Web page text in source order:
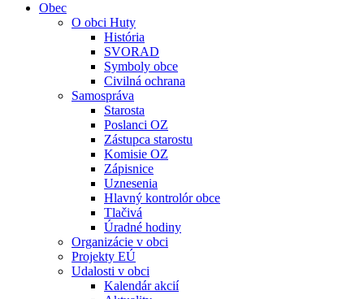
Obec
O obci Huty
História
SVORAD
Symboly obce
Civilná ochrana
Samospráva
Starosta
Poslanci OZ
Zástupca starostu
Komisie OZ
Zápisnice
Uznesenia
Hlavný kontrolór obce
Tlačivá
Úradné hodiny
Organizácie v obci
Projekty EÚ
Udalosti v obci
Kalendár akcií